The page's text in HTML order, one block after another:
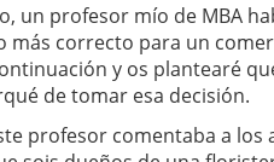
un profesor mío de MBA
más correcto para un
y os plantearé
de tomar esa decisión.
profesor comentaba a